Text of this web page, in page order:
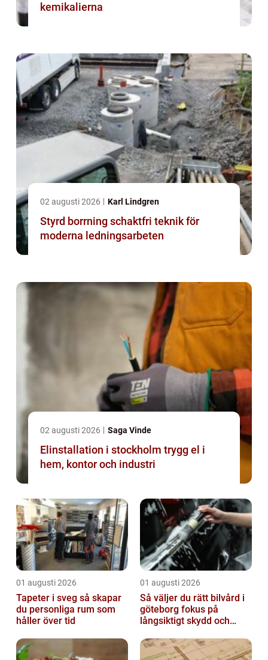
kemikalierna
02 augusti 2026 Karl Lindgren
Styrd borrning schaktfri teknik för
moderna ledningsarbeten
02 augusti 2026 Saga Vinde
Elinstallation i stockholm trygg el i
hem, kontor och industri
01 augusti 2026
Tapeter i sveg så skapar
du personliga rum som
håller över tid
01 augusti 2026
Så väljer du rätt bilvård i
göteborg fokus på
långsiktigt skydd och